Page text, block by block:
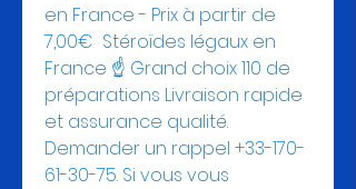
en France - Prix à partir de
7,00€  Stéroïdes légaux en
France ☝ Grand choix 110 de
préparations Livraison rapide
et assurance qualité.
Demander un rappel +33-170-
61-30-75. Si vous vous